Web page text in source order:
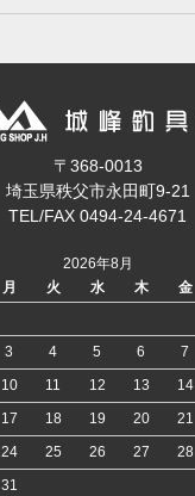
〒368-0013
埼玉県秩父市永田町9-21
TEL/FAX 0494-24-4671
2026年8月
月 火 水 木 金
3 4 5 6 7
10 11 12 13 14
17 18 19 20 21
24 25 26 27 28
31